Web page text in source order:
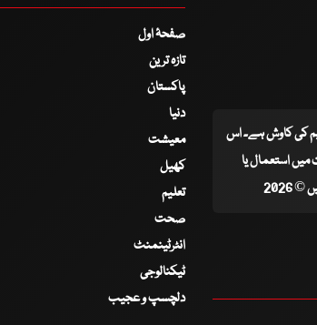
ٹیم کی کاوش ہے۔ اس
استعمال یا
صفحۂ اول
تازہ ترین
پاکستان
دنیا
معیشت
کھیل
تعلیم
صحت
انٹرٹینمنٹ
ٹیکنالوجی
دلچسپ و عجیب